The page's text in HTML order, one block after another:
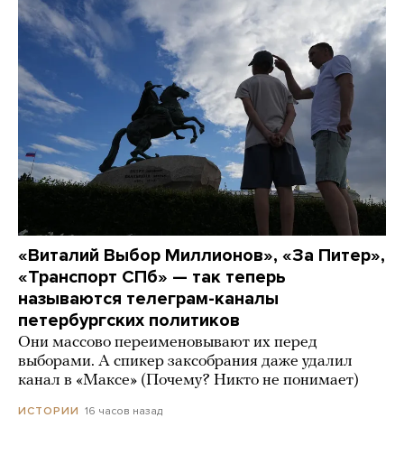
«Виталий Выбор Миллионов», «За Питер»,
«Транспорт СПб» — так теперь
называются телеграм-каналы
петербургских политиков
Они массово переименовывают их перед
выборами. А спикер заксобрания даже удалил
канал в «Максе» (Почему? Никто не понимает)
ИСТОРИИ 16 часов назад